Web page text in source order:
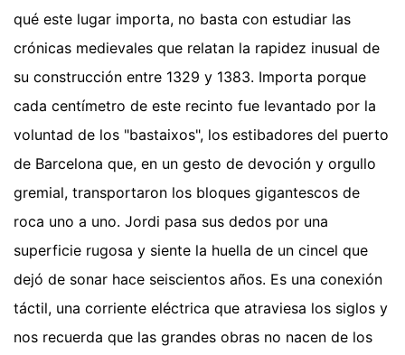
qué este lugar importa, no basta con estudiar las
crónicas medievales que relatan la rapidez inusual de
su construcción entre 1329 y 1383. Importa porque
cada centímetro de este recinto fue levantado por la
voluntad de los "bastaixos", los estibadores del puerto
de Barcelona que, en un gesto de devoción y orgullo
gremial, transportaron los bloques gigantescos de
roca uno a uno. Jordi pasa sus dedos por una
superficie rugosa y siente la huella de un cincel que
dejó de sonar hace seiscientos años. Es una conexión
táctil, una corriente eléctrica que atraviesa los siglos y
nos recuerda que las grandes obras no nacen de los